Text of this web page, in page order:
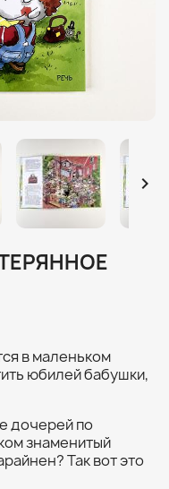

в маленьком
юбилей бабушки,
дочерей по
знаменитый
Так вот это